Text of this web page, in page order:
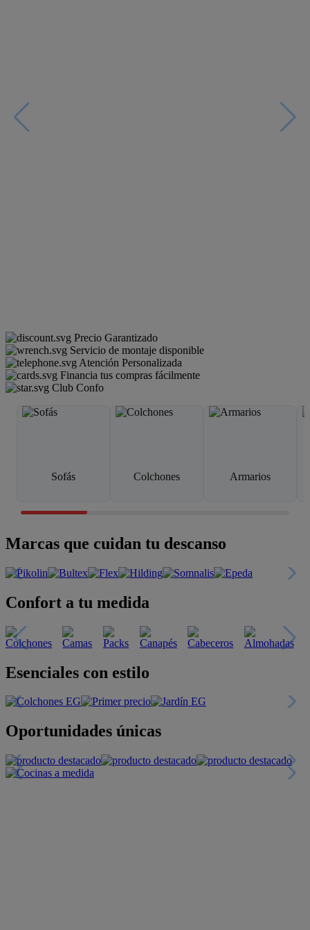
Precio Garantizado
Servicio de montaje disponible
Atención Personalizada
Financia tus compras fácilmente
Club Confo
Sofás Colchones Armarios
Marcas que cuidan tu descanso
Confort a tu medida
Esenciales con estilo
Oportunidades únicas